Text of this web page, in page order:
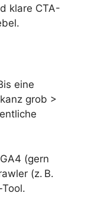
klare CTA-
eine
grob >
(gern
(z. B.